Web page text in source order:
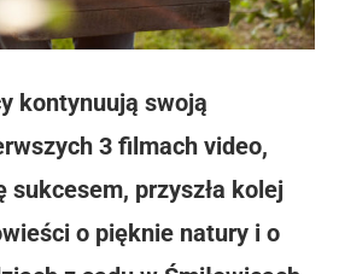
kontynuują swoją
3 filmach video,
sukcesem, przyszła kolej
o pięknie natury i o